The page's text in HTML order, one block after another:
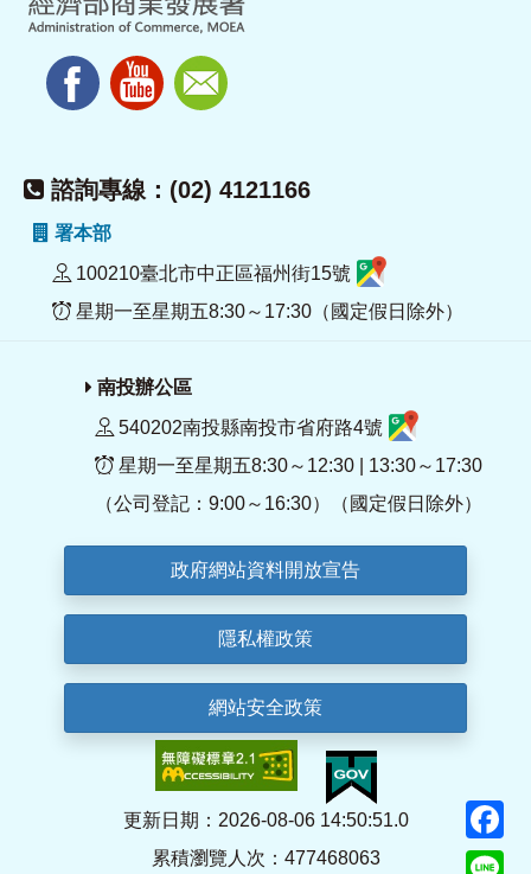
諮詢專線：(02) 4121166
署本部
100210臺北市中正區福州街15號
星期一至星期五8:30～17:30（國定假日除外）
南投辦公區
540202南投縣南投市省府路4號
星期一至星期五8:30～12:30 | 13:30～17:30
（公司登記：9:00～16:30）（國定假日除外）
政府網站資料開放宣告
隱私權政策
網站安全政策
更新日期：2026-08-06 14:50:51.0
累積瀏覽人次：477468063